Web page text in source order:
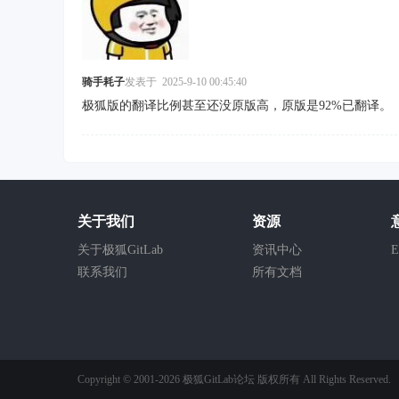
骑手耗子发表于 2025-9-10 00:45:40
极狐版的翻译比例甚至还没原版高，原版是92%已翻译。
关于我们
关于极狐GitLab
联系我们
资源
资讯中心
所有文档
Copyright © 2001-2026 极狐GitLab论坛 版权所有 All Rights Reserved.